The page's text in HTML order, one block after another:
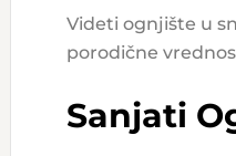
Videti ognjište u
porodične
Sanjati